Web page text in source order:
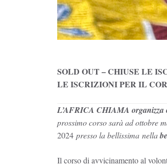
SOLD OUT –CHIUSE LE
LE ISCRIZIONI PER IL
L’AFRICA CHIAMA organizza
prossimo corsosarà ad ottobre
2024 presso la bellissima nella
Il corso di avvicinamento al